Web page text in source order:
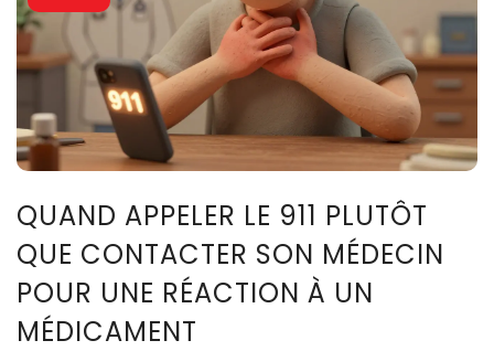
QUAND APPELER LE 911 PLUTÔT
QUE CONTACTER SON MÉDECIN
POUR UNE RÉACTION À UN
MÉDICAMENT